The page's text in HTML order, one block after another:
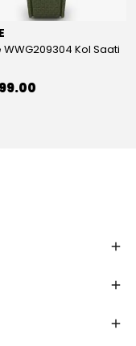
Kol Saati